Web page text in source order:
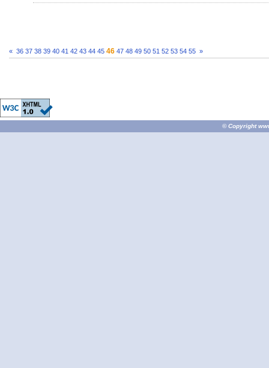
« 36 37 38 39 40 41 42 43 44 45 46 47 48 49 50 51 52 53 54 55 »
© Copyright